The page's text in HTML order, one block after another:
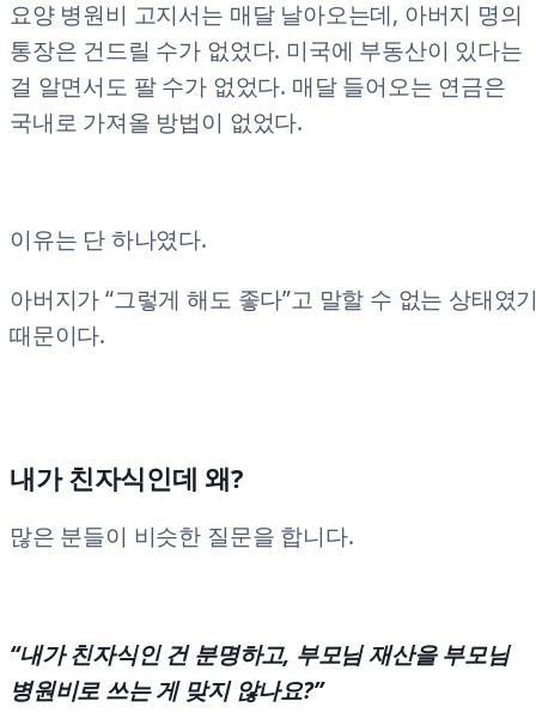
요양 병원비 고지서는 매달 날아오는데, 아버지 명의
통장은 건드릴 수가 없었다. 미국에 부동산이 있다는
걸 알면서도 팔 수가 없었다. 매달 들어오는 연금은
국내로 가져올 방법이 없었다.
이유는 단 하나였다.
아버지가 “그렇게 해도 좋다”고 말할 수 없는 상태였
때문이다.
내가 친자식인데 왜?
많은 분들이 비슷한 질문을 합니다.
“내가 친자식인 건 분명하고, 부모님 재산을 부모님
병원비로 쓰는 게 맞지 않나요?”